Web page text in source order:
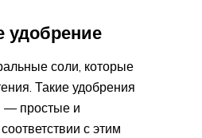
удобрение
соли, которые
Такие удобрения
— простые и
с этим